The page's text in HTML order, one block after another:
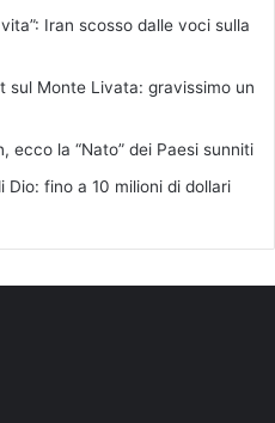
Iran scosso dalle voci sulla
sul Monte Livata: gravissimo un
ecco la “Nato” dei Paesi sunniti
Dio: fino a 10 milioni di dollari